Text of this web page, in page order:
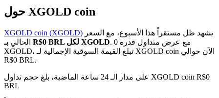
العقود الآجلة لـ COIN-M
العقود الآجلة للعملات المشفرة
حول XGOLD coin
XGOLD coin (XGOLD)
الحالي
بـ R$0 BRL لكل XGOLD. مع عرض متداول قدره 0
XGOLD، تبلغ القيمة السوقية الإجمالية لـ XGOLD coin الآن حوالي
R$0 BRL.
على مدار الـ 24 ساعة الماضية، بلغ حجم تداول XGOLD coin R$0
BRL